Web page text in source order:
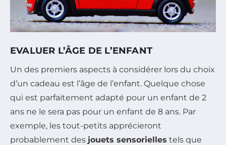
EVALUER L’ÂGE DE L’ENFANT
Un des premiers aspects à considérer lors du choix
d’un cadeau est l’âge de l’enfant. Quelque chose
qui est parfaitement adapté pour un enfant de 2
ans ne le sera pas pour un enfant de 8 ans. Par
exemple, les tout-petits apprécieront
probablement des jouets sensorielles tels que